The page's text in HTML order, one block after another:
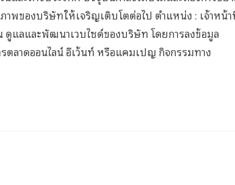
พของบริษัทให้เจริญเติบโตต่อไป ตำแหน่ง : เจ้าหน้
ดูแลและพัฒนาเวบไซด์ของบริษัท โดยการลงข้อมูล
ตลาดออนไลน์ อีเว้นท์ หรือแคมเปญ กิจกรรมทาง